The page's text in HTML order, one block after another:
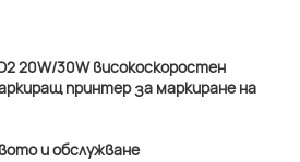
и обслужване